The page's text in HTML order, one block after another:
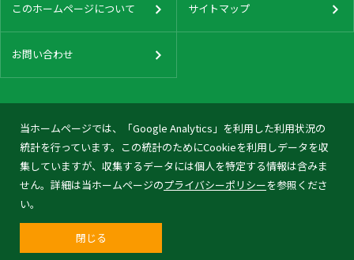
当ホームページでは、「Google Analytics」を利用した利用状況の
統計を行っています。この統計のためにCookieを利用しデータを収
集していますが、収集するデータには個人を特定する情報は含みま
せん。詳細は当ホームページのプライバシーポリシーを参照くださ
い。
閉じる
このホームページについて サイトマップ
お問い合わせ